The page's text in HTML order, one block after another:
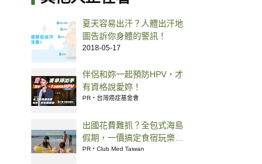
夏天容易出汗？人體出汗地
圖告訴你身體的警訊！
2018-05-17
伴侶和妳一起預防HPV，才
有資格說愛妳！
PR・台灣癌症基金會
出國花費難抓？全包式海島
假期，一價搞定食宿玩樂，
省錢更省心！
PR・Club Med Taiwan